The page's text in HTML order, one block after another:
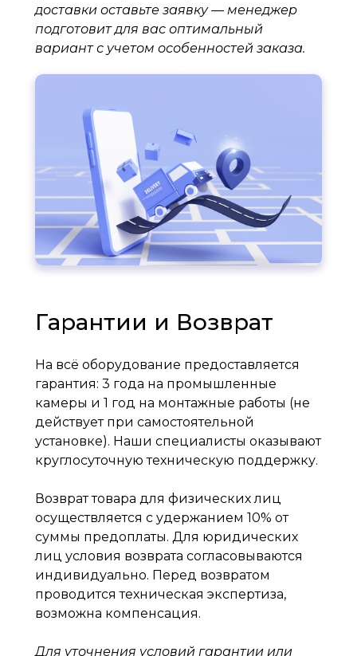
доставки оставьте заявку — менеджер
подготовит для вас оптимальный
вариант с учетом особенностей заказа.
Гарантии и Возврат
На всё оборудование предоставляется
гарантия: 3 года на промышленные
камеры и 1 год на монтажные работы (не
действует при самостоятельной
установке). Наши специалисты оказывают
круглосуточную техническую поддержку.
Возврат товара для физических лиц
осуществляется с удержанием 10% от
суммы предоплаты. Для юридических
лиц условия возврата согласовываются
индивидуально. Перед возвратом
проводится техническая экспертиза,
возможна компенсация.
Для уточнения условий гарантии или